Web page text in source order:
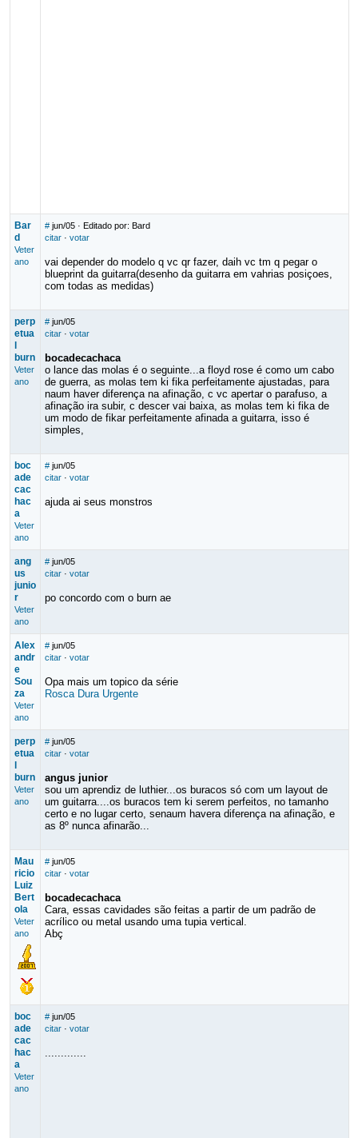
Bar
d
Veter
ano
# jun/05· Editado por: Bard
citar· votar
vai depender do modelo q vc qr fazer, daih vc tm q pegar o
blueprint da guitarra(desenho da guitarra em vahrias posiçoes,
com todas as medidas)
perp
etua
burn
Veter
ano
# jun/05
citar· votar
bocadecachaca
o lance das molas é o seguinte...a floyd rose é como um cabo
de guerra, as molas tem ki fika perfeitamente ajustadas, para
naum haver diferença na afinação, c vc apertar o parafuso, a
afinação ira subir, c descer vai baixa, as molas tem ki fika de
um modo de fikar perfeitamente afinada a guitarra, isso é
simples,
boc
ade
cac
hac
a
Veter
ano
# jun/05
citar· votar
ajuda ai seus monstros
ang
us
junio
r
Veter
ano
# jun/05
citar· votar
po concordo com o burn ae
Alex
andr
e
Sou
za
Veter
ano
# jun/05
citar· votar
Opa mais um topico da série
Rosca Dura Urgente
perp
etua
burn
Veter
ano
# jun/05
citar· votar
angus junior
sou um aprendiz de luthier...os buracos só com um layout de
um guitarra....os buracos tem ki serem perfeitos, no tamanho
certo e no lugar certo, senaum havera diferença na afinação, e
as 8º nunca afinarão...
Mau
ricio
Luiz
Bert
ola
Veter
ano
# jun/05
citar· votar
bocadecachaca
Cara, essas cavidades são feitas a partir de um padrão de
acrílico ou metal usando uma tupia vertical.
Abç
boc
ade
cac
hac
a
Veter
ano
# jun/05
citar· votar
.............